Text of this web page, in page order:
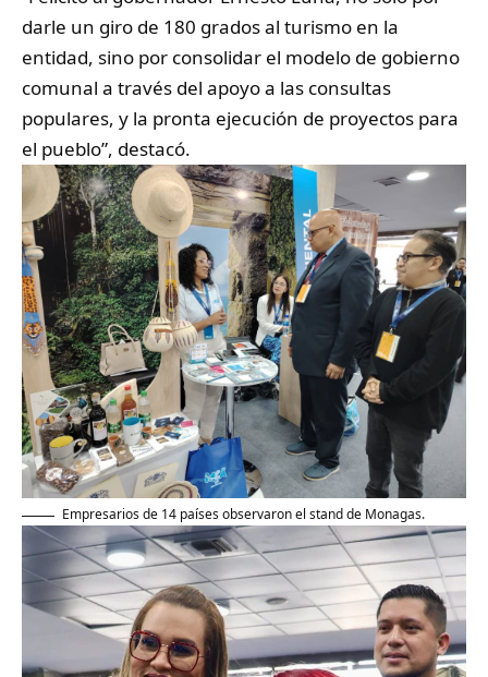
darle un giro de 180 grados al turismo en la
entidad, sino por consolidar el modelo de gobierno
comunal a través del apoyo a las consultas
populares, y la pronta ejecución de proyectos para
el pueblo”, destacó.
Empresarios de 14 países observaron el stand de Monagas.